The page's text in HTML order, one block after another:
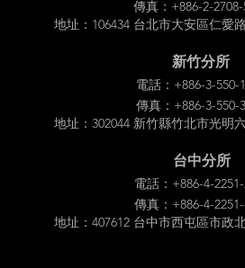
傳真：+886-2-2708-
地址：106434 台北市大安區仁愛
新竹分所
電話：+886-3-550-
傳真：+886-3-550-
地址：302044 新竹縣竹北市光明
台中分所
電話：+886-4-
傳真：+886-4-2251-
地址：407612 台中市西屯區市政